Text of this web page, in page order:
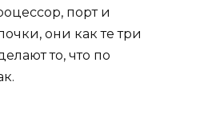
порт и
они как те три
то, что по